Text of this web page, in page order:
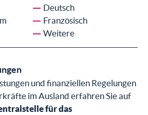
Deutsch
Französisch
Weitere
und finanziellen Regelungen
im Ausland erfahren Sie auf
für das